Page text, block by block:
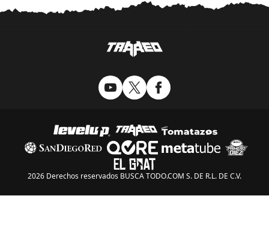
2026 Derechos reservados BUSCA TODO.COM S. DE R.L. DE C.V.